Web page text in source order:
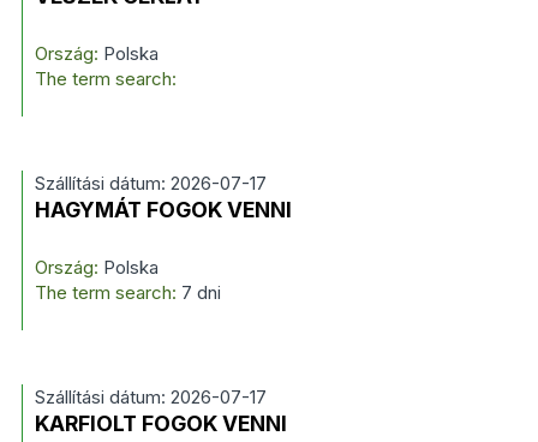
Ország: Polska
The term search:
Szállítási dátum: 2026-07-17
HAGYMÁT FOGOK VENNI
Ország: Polska
The term search: 7 dni
Szállítási dátum: 2026-07-17
KARFIOLT FOGOK VENNI